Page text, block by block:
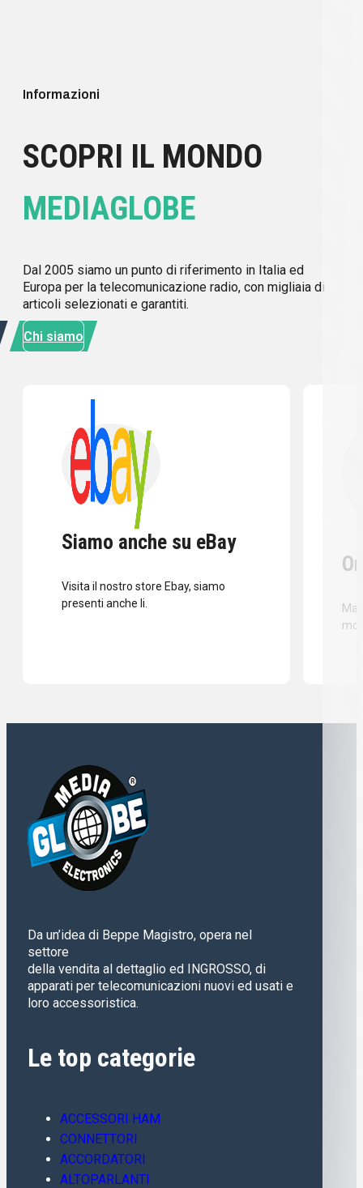
Informazioni
SCOPRI IL MONDO
MEDIAGLOBE
Dal 2005 siamo un punto di riferimento in Italia ed
Europa per la telecomunicazione radio, con migliaia di
articoli selezionati e garantiti.
Chi siamo
Siamo anche su eBay
Visita il nostro store Ebay, siamo
presenti anche li.
Da un’idea di Beppe Magistro, opera nel
settore
della vendita al dettaglio ed INGROSSO, di
apparati per telecomunicazioni nuovi ed usati e
loro accessoristica.
Le top categorie
ACCESSORI HAM
CONNETTORI
ACCORDATORI
ALTOPARLANTI